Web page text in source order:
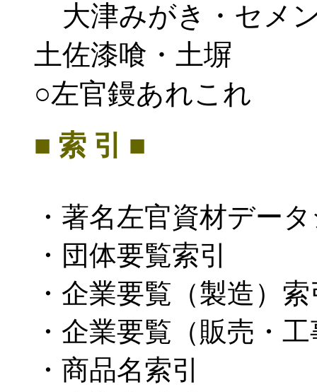
大津みがき・セメ
土佐漆喰・土塀
○左官鏝あれこれ
■ 索 引 ■
・著名左官資材デー
・団体要覧索引
・企業要覧（製造）索
・企業要覧（販売・
・商品名索引